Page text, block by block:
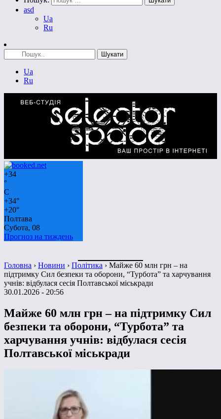
asd
Ua
Ru
Ua
Ru
+34
°
C
+34°
+20°
Полтава
Субота, 08
Прогноз на тиждень
Головна › Новини › Політика › Майже 60 млн грн – на
підтримку Сил безпеки та оборони, “Турбота” та харчування
учнів: відбулася сесія Полтавської міськради
30.01.2026 - 20:56
Майже 60 млн грн – на підтримку Сил
безпеки та оборони, “Турбота” та
харчування учнів: відбулася сесія
Полтавської міськради